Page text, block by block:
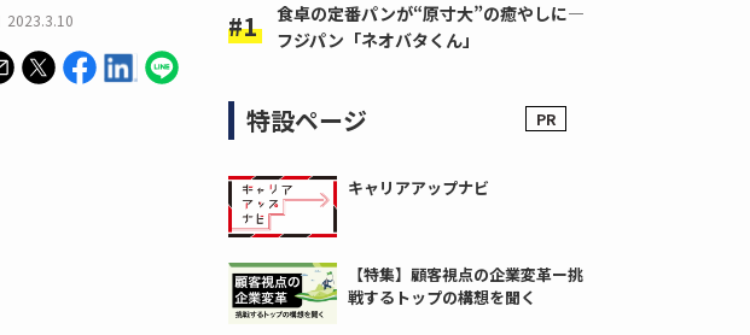
2023.3.10
食卓の定番パンが“原寸大”の癒やしに―
フジパン「ネオバタくん」
特設ページ
キャリアアップナビ
【特集】顧客視点の企業変革ー挑
戦するトップの構想を聞く